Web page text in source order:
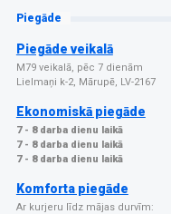
Piegāde
Piegāde veikalā
M79 veikalā, pēc 7 dienām
Lielmaņi k-2, Mārupē, LV-2167
Ekonomiskā piegāde
7 - 8 darba dienu laikā
7 - 8 darba dienu laikā
7 - 8 darba dienu laikā
Komforta piegāde
Ar kurjeru līdz mājas durvīm: